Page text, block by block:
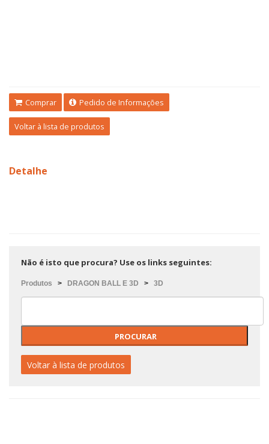
Comprar Pedido de Informações
Voltar à lista de produtos
Detalhe
Não é isto que procura? Use os links seguintes:
Produtos > DRAGON BALL E 3D > 3D
Voltar à lista de produtos